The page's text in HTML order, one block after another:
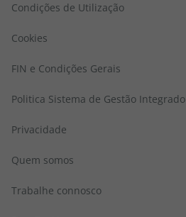
Condições de Utilização
Cookies
FIN e Condições Gerais
Politica Sistema de Gestão Integrado
Privacidade
Quem somos
Trabalhe connosco